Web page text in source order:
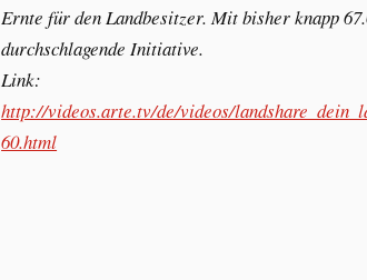
Ernte für den Landbesitzer. Mit bisher knapp
durchschlagende Initiative.
Link:
http://videos.arte.tv/de/videos/
60.html